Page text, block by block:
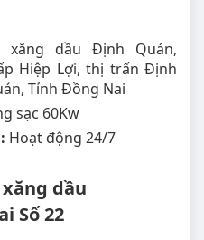
xăng dầu Định Quán,
Hiệp Lợi, thị trấn Định
Tỉnh Đồng Nai
sạc 60Kw
Hoạt động 24/7
dầu
Số 22